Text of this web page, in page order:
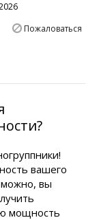
Пожаловаться
вашего
вы
мощность